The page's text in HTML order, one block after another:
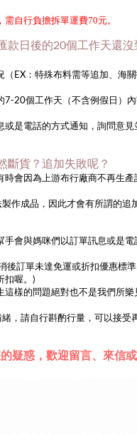
需自行負擔拆單運費70元。
款日後的20個工作天還沒
EX：特殊布料需等追加、海
20個工作天（不含例假日）
是電話的方式通知，詢問意見
斷貨？追加失敗呢？
會因為上游布行廠商不再生產
作成品，因此才會有所謂的追
會與媽咪們以訂單訊息或是電
後訂單未達免運或折扣優惠標
扣喔。)
樣的問題絕對也不是我們所樂
，請自行斟酌行量，可以接受
疑惑，歡迎留言、來信